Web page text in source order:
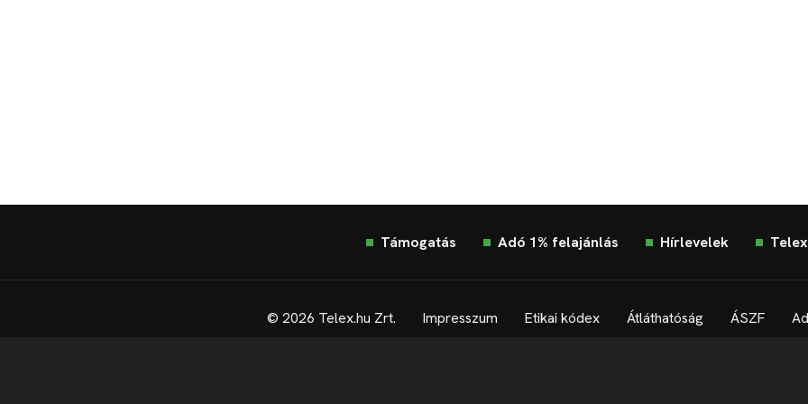
Támogatás Adó 1% felajánlás Hírlevelek
© 2026 Telex.hu Zrt. Impresszum Etikai kódex Átláthatóság ÁSZF